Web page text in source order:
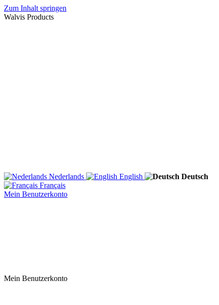
Zum Inhalt springen
Walvis Products
Nederlands English
Deutsch
Français
Mein Benutzerkonto
Mein Benutzerkonto